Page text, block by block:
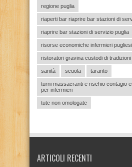
regione puglia
riaperti bar riaprire bar stazioni di
riaprire bar stazioni di servizio puglia
risorse economiche infermieri pugliesi
ristoratori gravina custodi di
sanità scuola taranto
turni massacranti e rischio contagio
per infermieri
tute non omologate
ARTICOLI RECENTI